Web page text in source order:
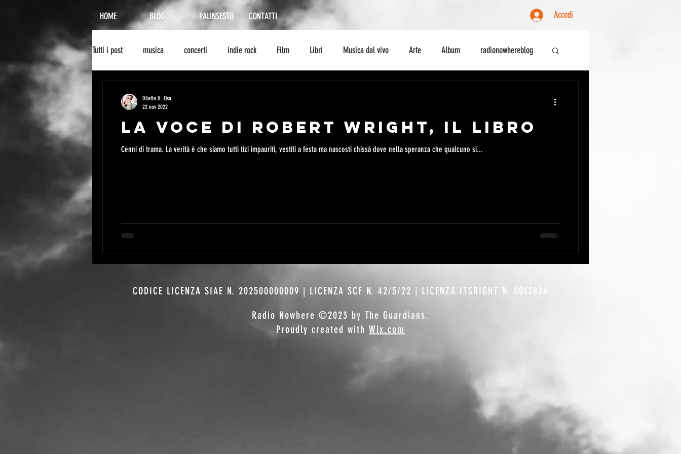
HOME BLOG PALINSESTO CONTATTI Accedi
Tutti i post musica concerti indie rock Film Libri Musica dal vivo Arte Album radionowhereblog
cinema arte biografie escursionismo Musica jazz jazz
La voce di Robert Wright, il libro
Cenni di trama. La verità è che siamo tutti tizi impauriti, vestiti a festa ma nascosti chissà dove nella speranza che qualcuno si...
Diletta H. Eisa
22 nov 2022
CODICE LICENZA SIAE N. 202500000009 | LICENZA SCF N. 42/5/22 | LICENZA ITSRIGHT N. 0012824
Radio Nowhere ©2023 by The Guardians.
Proudly created with Wix.com